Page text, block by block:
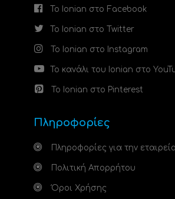
Το Ionian στο Facebook
Το Ionian στο Twitter
Το Ionian στο Instagram
Το κανάλι του Ionian στο
Το Ionian στο Pinterest
Πληροφορίες
Πληροφορίες για την
Πολιτική Απορρήτου
Όροι Χρήσης